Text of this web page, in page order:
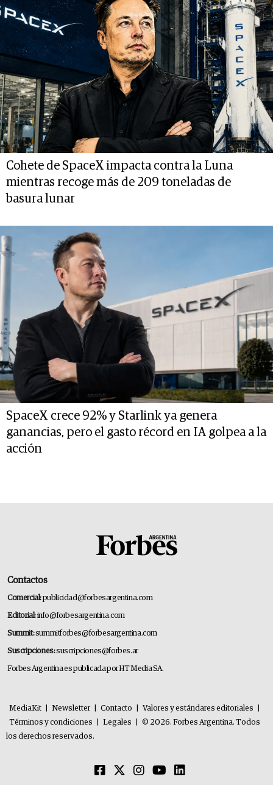
Cohete de SpaceX impacta contra la Luna
mientras recoge más de 209 toneladas de
basura lunar
SpaceX crece 92% y Starlink ya genera
ganancias, pero el gasto récord en IA golpea a la
acción
Contactos
Comercial:publicidad@forbesargentina.com
Editorial:info@forbesargentina.com
Summit:summitforbes@forbesargentina.com
Suscripciones:suscripciones@forbes.ar
Forbes Argentina es publicada por HT Media SA.
MediaKit Newsletter Contacto Valores y estándares editoriales
Términos y condiciones
Legales
© 2026. Forbes Argentina. Todos
los derechos reservados.